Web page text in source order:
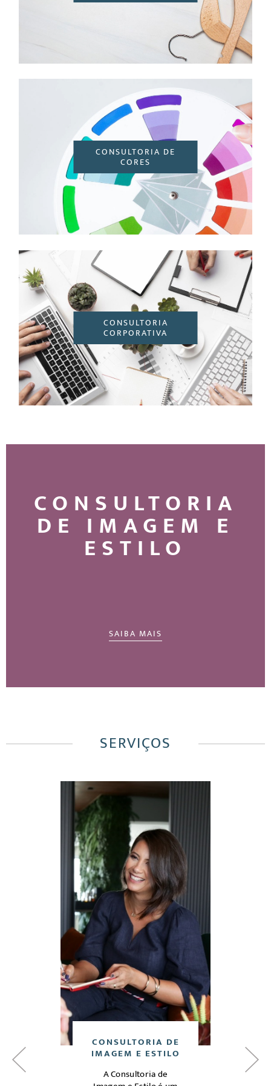
CONSULTORIA DE
CORES
CONSULTORIA
CORPORATIVA
CONSULTORIA
DE IMAGEM E
ESTILO
SAIBA MAIS
SERVIÇOS
CONSULTORIA DE
IMAGEM E ESTILO
A Consultoria de